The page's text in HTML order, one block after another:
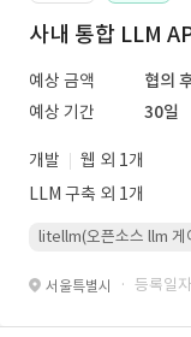
사내 통합 LLM
예상 금액
협의
예상 기간
30일
개발
웹 외 1개
LLM 구축 외 1개
litellm(오픈소스 llm 게
서울특별시 · 등록일